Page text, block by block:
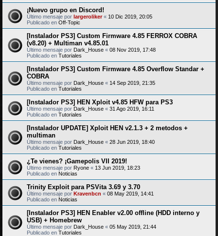
¡Nuevo grupo en Discord!
Último mensaje por largeroliker« 10 Dic 2019, 20:05
Publicado en Off-Topic
[Instalador PS3] Custom Firmware 4.85 FERROX COBRA
(v8.20) + Multiman v4.85.01
Último mensaje por Dark_House « 08 Nov 2019, 17:48
Publicado en Tutoriales
[Instalador PS3] Custom Firmware 4.85 Overflow Standar +
COBRA
Último mensaje por Dark_House « 14 Sep 2019, 21:35
Publicado en Tutoriales
[Instalador PS3] HEN Xploit v4.85 HFW para PS3
Último mensaje por Dark_House « 31 Ago 2019, 16:11
Publicado en Tutoriales
[Instalador UPDATE] Xploit HEN v2.1.3 + 2 metodos +
multiman
Último mensaje por Dark_House « 28 Jun 2019, 18:40
Publicado en Tutoriales
¿Te vienes? ¡Gamepolis VII 2019!
Último mensaje por Ryone « 13 Jun 2019, 18:23
Publicado en Noticias
Trinity Exploit para PSVita 3.69 y 3.70
Último mensaje por Kravenbcn « 08 May 2019, 14:41
Publicado en Noticias
[Instalador PS3] HEN Enabler v2.00 offline (HDD interno y
USB) + Homebrew
Último mensaje por Dark_House « 05 May 2019, 21:44
Publicado en Tutoriales